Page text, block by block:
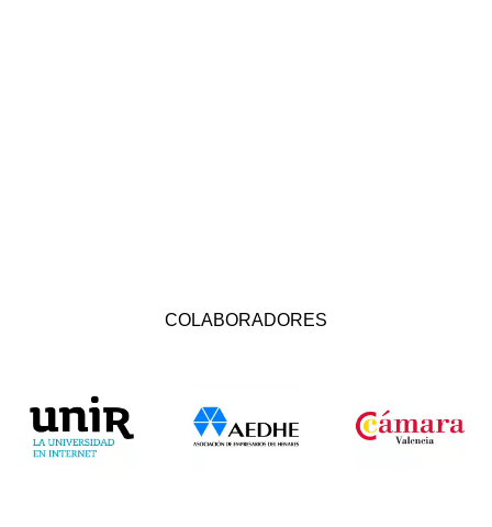
COLABORADORES